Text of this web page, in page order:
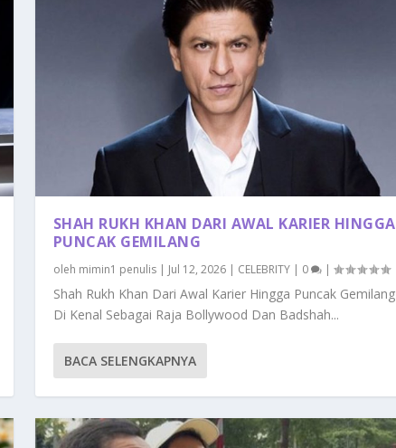
SHAH RUKH KHAN DARI AWAL KARIER HINGGA
PUNCAK GEMILANG
oleh mimin1 penulis| Jul 12, 2026| CELEBRITY| 0 |
Shah Rukh Khan Dari Awal Karier Hingga Puncak Gemilang
Di Kenal Sebagai Raja Bollywood Dan Badshah...
BACA SELENGKAPNYA